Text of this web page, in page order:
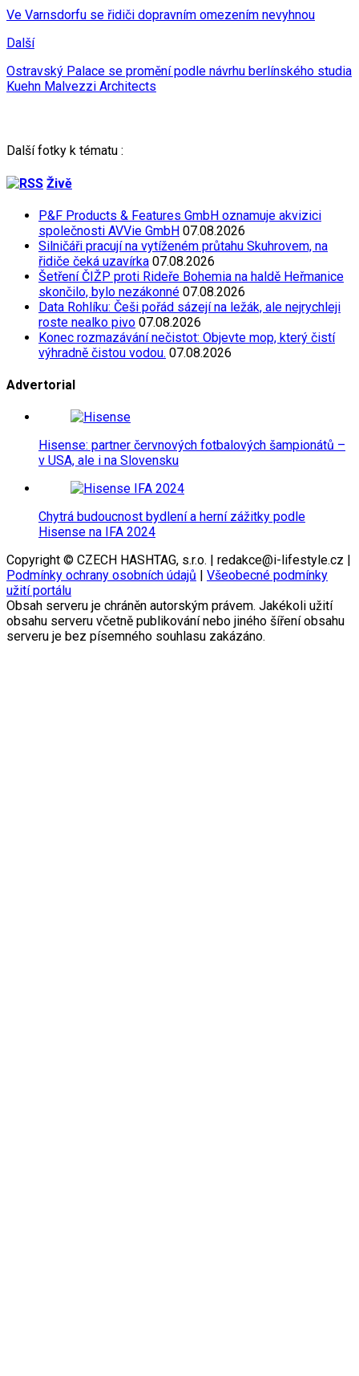
Ve Varnsdorfu se řidiči dopravním omezením nevyhnou
Další
Ostravský Palace se promění podle návrhu berlínského studia
Kuehn Malvezzi Architects
Další fotky k tématu :
Živě
P&F Products & Features GmbH oznamuje akvizici
společnosti AVVie GmbH 07.08.2026
Silničáři pracují na vytíženém průtahu Skuhrovem, na
řidiče čeká uzavírka 07.08.2026
Šetření ČIŽP proti Rideře Bohemia na haldě Heřmanice
skončilo, bylo nezákonné 07.08.2026
Data Rohlíku: Češi pořád sázejí na ležák, ale nejrychleji
roste nealko pivo 07.08.2026
Konec rozmazávání nečistot: Objevte mop, který čistí
výhradně čistou vodou. 07.08.2026
Advertorial
Hisense: partner červnových fotbalových šampionátů –
v USA, ale i na Slovensku
Chytrá budoucnost bydlení a herní zážitky podle
Hisense na IFA 2024
Copyright © CZECH HASHTAG, s.r.o. | redakce@i-lifestyle.cz |
Podmínky ochrany osobních údajů
Všeobecné podmínky
užití portálu
Obsah serveru je chráněn autorským právem. Jakékoli užití
obsahu serveru včetně publikování nebo jiného šíření obsahu
serveru je bez písemného souhlasu zakázáno.